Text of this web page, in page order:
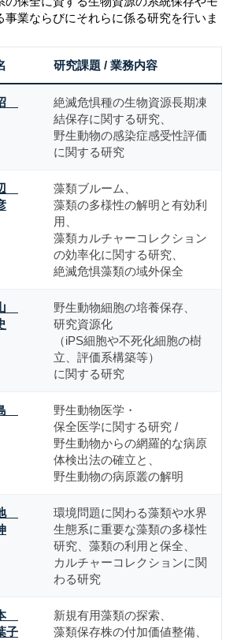
事業ならびにそれらに係る研究を行いま
研究課題 / 業務内容
絶滅危惧種の生物資源長期凍
結保存に関する研究、
野生動物の感染症感受性評価
に関する研究
藻類ブルーム、
藻類の多様性の解明と有効利
用、
藻類カルチャーコレクション
の効率化に関する研究、
絶滅危惧藻類の域外保全
野生動物細胞の培養保存、
研究資源化
（iPS細胞や不死化細胞の樹
立、評価系構築等）
に関する研究
野生動物医学・
保全医学に関する研究 /
野生動物からの網羅的な病原
体検出法の確立と、
野生動物の病原叢の解明
環境問題に関わる藻類や水界
生態系に重要な藻類の多様性
研究、藻類の利用と保全、
カルチャーコレクションに関
わる研究
子
新規有用藻類の探索、
藻類保存株の付加価値整備、